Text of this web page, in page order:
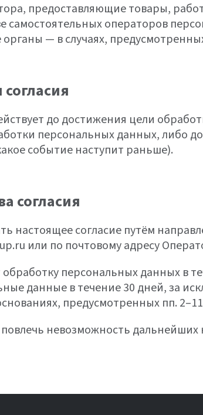
предоставляющие товары,
самостоятельных операторов
органы — в случаях,
до достижения цели
персональных данных, либо
событие наступит раньше).
согласия
настоящее согласие путём
или по почтовому адресу
персональных данных в
данные в течение 30 дней, за
предусмотренных пп. 2–11
невозможность